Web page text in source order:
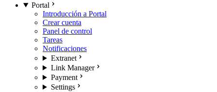
Portal
Introducción a Portal
Crear cuenta
Panel de control
Tareas
Notificaciones
Extranet
Link Manager
Payment
Settings